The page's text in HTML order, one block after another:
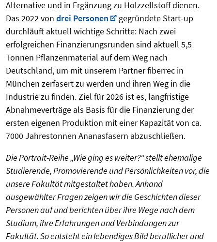
Alternative und in Ergänzung zu Holzzellstoff dienen.
Das 2022 von drei Personen
gegründete Start-up
durchläuft aktuell wichtige Schritte: Nach zwei
erfolgreichen Finanzierungsrunden sind aktuell 5,5
Tonnen Pflanzenmaterial auf dem Weg nach
Deutschland, um mit unserem Partner fiberrec in
München zerfasert zu werden und ihren Weg in die
Industrie zu finden. Ziel für 2026 ist es, langfristige
Abnahmeverträge als Basis für die Finanzierung der
ersten eigenen Produktion mit einer Kapazität von ca.
7000 Jahrestonnen Ananasfasern abzuschließen.
Die Portrait-Reihe „Wie ging es weiter?“ stellt ehemalige
Studierende, Promovierende und Persönlichkeiten vor, die
unsere Fakultät mitgestaltet haben. Anhand
ausgewählter Fragen zeigen wir die Geschichten dieser
Personen auf und berichten über ihre Wege nach dem
Studium, ihre Erfahrungen und Verbindungen zur
Fakultät. So entsteht ein lebendiges Bild beruflicher und